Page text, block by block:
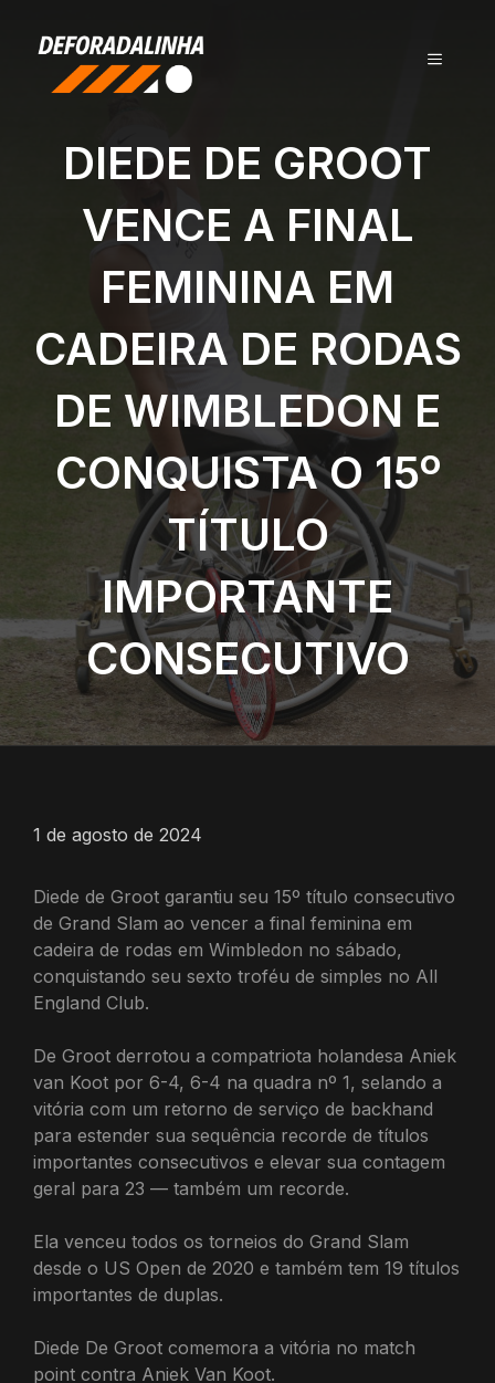
conteúdo
MENU
DIEDE DE GROOT
VENCE A FINAL
FEMININA EM
CADEIRA DE RODAS
DE WIMBLEDON E
CONQUISTA O 15º
TÍTULO
IMPORTANTE
CONSECUTIVO
1 de agosto de 2024
Diede de Groot garantiu seu 15º título consecutivo
de Grand Slam ao vencer a final feminina em
cadeira de rodas em Wimbledon no sábado,
conquistando seu sexto troféu de simples no All
England Club.
De Groot derrotou a compatriota holandesa Aniek
van Koot por 6-4, 6-4 na quadra nº 1, selando a
vitória com um retorno de serviço de backhand
para estender sua sequência recorde de títulos
importantes consecutivos e elevar sua contagem
geral para 23 — também um recorde.
Ela venceu todos os torneios do Grand Slam
desde o US Open de 2020 e também tem 19 títulos
importantes de duplas.
Diede De Groot comemora a vitória no match
point contra Aniek Van Koot.